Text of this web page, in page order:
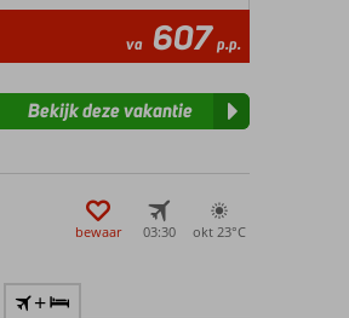
va 607 p.p.
Bekijk deze vakantie
bewaar 03:30 okt 23°C
+